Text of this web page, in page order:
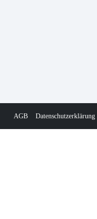
AGB Datenschutzerklärung